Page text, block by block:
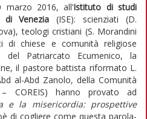
2016, all’Istituto di studi
di Venezia (ISE): scienziati (D.
teologi cristiani (S. Morandini
di chiese e comunità religiose
del Patriarcato Ecumenico, la
il pastore battista riformato L.
al-Abd Zanolo, della Comunità
COREIS) hanno provato ad
e la misericordia: prospettive
di cogliere come questa parola-